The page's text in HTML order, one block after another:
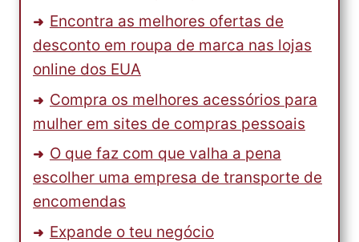
Encontra as melhores ofertas de
desconto em roupa de marca nas lojas
online dos EUA
Compra os melhores acessórios para
mulher em sites de compras pessoais
O que faz com que valha a pena
escolher uma empresa de transporte de
encomendas
Expande o teu negócio